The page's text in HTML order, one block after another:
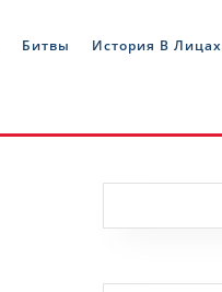
Битвы История В Лицах